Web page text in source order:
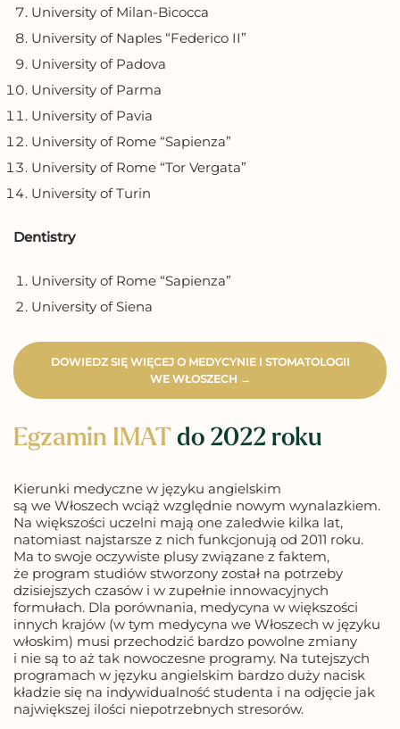
University of Milan-Bicocca
University of Naples “Federico II”
University of Padova
University of Parma
University of Pavia
University of Rome “Sapienza”
University of Rome “Tor Vergata”
University of Turin
Dentistry
University of Rome “Sapienza”
University of Siena
DOWIEDZ SIĘ WIĘCEJ O MEDYCYNIE I STOMATOLOGII
WE WŁOSZECH →
Egzamin IMAT do 2022 roku
Kierunki medyczne w języku angielskim
są we Włoszech wciąż względnie nowym wynalazkiem.
Na większości uczelni mają one zaledwie kilka lat,
natomiast najstarsze z nich funkcjonują od 2011 roku.
Ma to swoje oczywiste plusy związane z faktem,
że program studiów stworzony został na potrzeby
dzisiejszych czasów i w zupełnie innowacyjnych
formułach. Dla porównania, medycyna w większości
innych krajów (w tym medycyna we Włoszech w języku
włoskim) musi przechodzić bardzo powolne zmiany
i nie są to aż tak nowoczesne programy. Na tutejszych
programach w języku angielskim bardzo duży nacisk
kładzie się na indywidualność studenta i na odjęcie jak
największej ilości niepotrzebnych stresorów.